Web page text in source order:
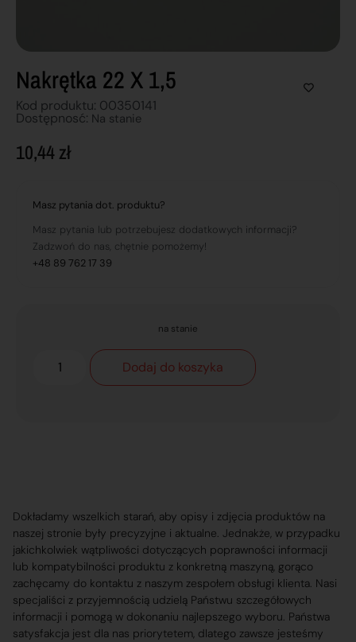
Nakrętka 22 X 1,5
Kod produktu: 00350141
Dostępnosć: Na stanie
10,44zł
Masz pytania dot. produktu?
Masz pytania lub potrzebujesz dodatkowych informacji?
Zadzwoń do nas, chętnie pomożemy!
+48 89 762 17 39
na stanie
Dodaj do koszyka
Dokładamy wszelkich starań, aby opisy i zdjęcia produktów na
naszej stronie były precyzyjne i aktualne. Jednakże, w przypadku
jakichkolwiek wątpliwości dotyczących poprawności informacji
lub kompatybilności produktu z konkretną maszyną, gorąco
zachęcamy do kontaktu z naszym zespołem obsługi klienta. Nasi
specjaliści z przyjemnością udzielą Państwu szczegółowych
informacji i pomogą w dokonaniu najlepszego wyboru. Państwa
satysfakcja jest dla nas priorytetem, dlatego zawsze jesteśmy